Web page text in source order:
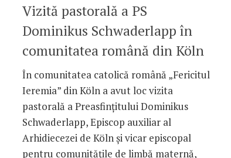
Vizită pastorală a PS
Dominikus Schwaderlapp în
comunitatea română din Köln
În comunitatea catolică română „Fericitul
Ieremia” din Köln a avut loc vizita
pastorală a Preasfințitului Dominikus
Schwaderlapp, Episcop auxiliar al
Arhidiecezei de Köln și vicar episcopal
pentru comunitățile de limbă maternă,